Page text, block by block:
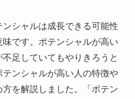
ンシャルは成長できる可能性
です。ポテンシャルが高い
足していてもやりきろうと
テンシャルが高い人の特徴や
を解説しました。「ポテン